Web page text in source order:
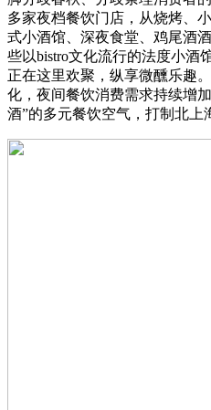
多家夜档餐饮门店，从烧烤、
式小酒馆、深夜食堂、鸡尾酒
些以bistro文化流行的法度小酒
正在这里欢聚，纵享微醺乐趣
化，夜间餐饮消费需求持续增
酒”的多元餐饮空气，打制北上